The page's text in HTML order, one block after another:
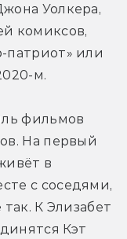
Уолкера,
комиксов,
м.
фильмов
На первый
в
с соседями,
К Элизабет
Кэт